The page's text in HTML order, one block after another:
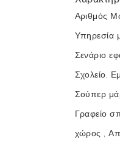
Αριθμός
Υπηρεσία
Σενάριο
Σχολείο,
Σούπερ
Γραφείο
χώρος ,